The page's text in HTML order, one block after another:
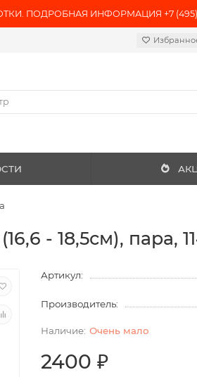
ПОДРОБНАЯ ИНФОРМАЦИЯ +7 (495)
- 18,5см), пара,
Артикул:
Производитель:
Очень мало
2400 ₽